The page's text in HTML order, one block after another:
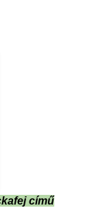
című